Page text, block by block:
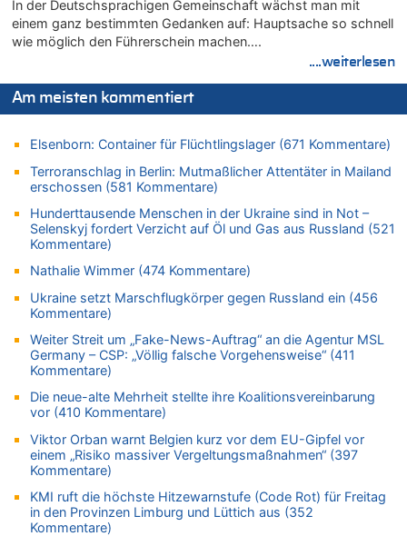
Wasserstand des Rheins in NRW so niedrig wie noch nie
05.08.2026 - 13:25 von Zuhörer zu
Wasserstand des Rheins in NRW so niedrig wie noch nie
Zweite Hitzewelle in diesem Sommer ist jetzt amtlich
05.08.2026 - 13:18 von Zuhörer zu
Zweite Hitzewelle in diesem Sommer ist jetzt amtlich
05.08.2026 - 13:10 von Go Pferdchen, lauf Gallop zu
Aachen ab 11. August wieder Mekka des Pferdesports –
Belgien setzt bei Reit-WM auf starke Springreiter
05.08.2026 - 12:31 von Der Patriot zu
Es gibt mmer mehr Fälle von Fahrerflucht in Belgien –
Wie kam es zur Ceuta-Krise?
Paris 2024: Genau 40 Jahre nach Edgar Cüpper ist wieder ein
Springreiter Fahnenträger der belgischen Olympia-Mannschaft
05.08.2026 - 11:45 von JoKrings zu
Zweite Hitzewelle in diesem Sommer ist jetzt amtlich
05.08.2026 - 11:45 von N. A. Klar zu
Es gibt mmer mehr Fälle von Fahrerflucht in Belgien –
Fußgänger und Radfahrer sind die häufigsten Opfer
05.08.2026 - 11:43 von JoKrings zu
Zweite Hitzewelle in diesem Sommer ist jetzt amtlich
05.08.2026 - 11:41 von JoKrings zu
In der Deutschsprachigen Gemeinschaft wächst man mit
einem ganz bestimmten Gedanken auf: Hauptsache so schnell
wie möglich den Führerschein machen….
....weiterlesen
Am meisten kommentiert
Elsenborn: Container für Flüchtlingslager (671 Kommentare)
Terroranschlag in Berlin: Mutmaßlicher Attentäter in Mailand
erschossen (581 Kommentare)
Hunderttausende Menschen in der Ukraine sind in Not –
Selenskyj fordert Verzicht auf Öl und Gas aus Russland (521
Kommentare)
Nathalie Wimmer (474 Kommentare)
Ukraine setzt Marschflugkörper gegen Russland ein (456
Kommentare)
Weiter Streit um „Fake-News-Auftrag“ an die Agentur MSL
Germany – CSP: „Völlig falsche Vorgehensweise“ (411
Kommentare)
Die neue-alte Mehrheit stellte ihre Koalitionsvereinbarung
vor (410 Kommentare)
Viktor Orban warnt Belgien kurz vor dem EU-Gipfel vor
einem „Risiko massiver Vergeltungsmaßnahmen“ (397
Kommentare)
KMI ruft die höchste Hitzewarnstufe (Code Rot) für Freitag
in den Provinzen Limburg und Lüttich aus (352
Kommentare)